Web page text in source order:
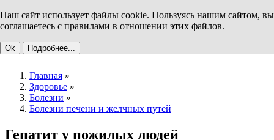
Наш сайт использует файлы cookie. Пользуясь нашим сайтом, вы
соглашаетесь с правилами в отношении этих файлов.
Ok Подробнее...
Главная »
Здоровье »
Болезни »
Болезни печени и желчных путей
Гепатит у пожилых людей